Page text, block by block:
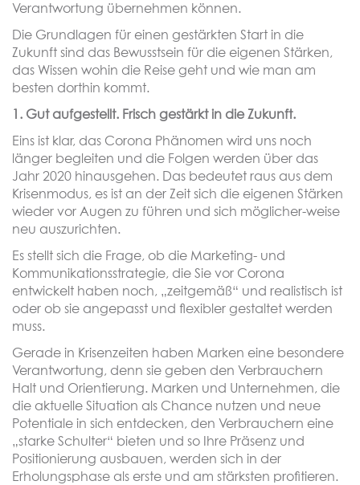
Verantwortung übernehmen können.
Die Grundlagen für einen gestärkten Start in die
Zukunft sind das Bewusstsein für die eigenen Stärken,
das Wissen wohin die Reise geht und wie man am
besten dorthin kommt.
1. Gut aufgestellt. Frisch gestärkt in die Zukunft.
Eins ist klar, das Corona Phänomen wird uns noch
länger begleiten und die Folgen werden über das
Jahr 2020 hinausgehen. Das bedeutet raus aus dem
Krisenmodus, es ist an der Zeit sich die eigenen Stärken
wieder vor Augen zu führen und sich möglicher-weise
neu auszurichten.
Es stellt sich die Frage, ob die Marketing- und
Kommunikationsstrategie, die Sie vor Corona
entwickelt haben noch, „zeitgemäß“ und realistisch ist
oder ob sie angepasst und flexibler gestaltet werden
muss.
Gerade in Krisenzeiten haben Marken eine besondere
Verantwortung, denn sie geben den Verbrauchern
Halt und Orientierung. Marken und Unternehmen, die
die aktuelle Situation als Chance nutzen und neue
Potentiale in sich entdecken, den Verbrauchern eine
„starke Schulter“ bieten und so Ihre Präsenz und
Positionierung ausbauen, werden sich in der
Erholungsphase als erste und am stärksten profitieren.